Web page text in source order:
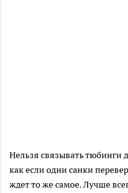
Нельзя связывать тюбинги
как если одни санки
ждет то же самое. Лучше